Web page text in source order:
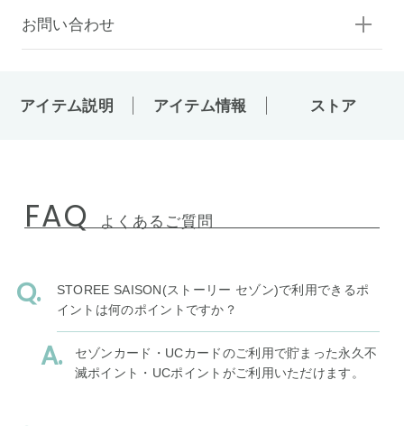
お問い合わせ
アイテム説明 アイテム情報 ストア
FAQ よくあるご質問
STOREE SAISON(ストーリー セゾン)で利用できるポ
イントは何のポイントですか？
セゾンカード・UCカードのご利用で貯まった永久不
滅ポイント・UCポイントがご利用いただけます。